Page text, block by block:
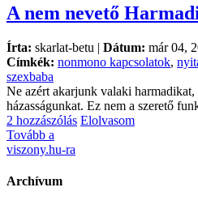
A nem nevető
Írta: skarlat-betu | Dátum: már 04,
Címkék: nonmono kapcsolatok,
szexbaba
Ne azért akarjunk valaki harmadikat,
házasságunkat. Ez nem a szerető
2 hozzászólás Elolvasom
Tovább a
viszony.hu-ra
Archívum